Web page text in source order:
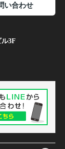
い合わせ
3F